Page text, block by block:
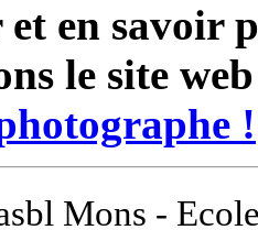
en savoir
le site
!
Mons -